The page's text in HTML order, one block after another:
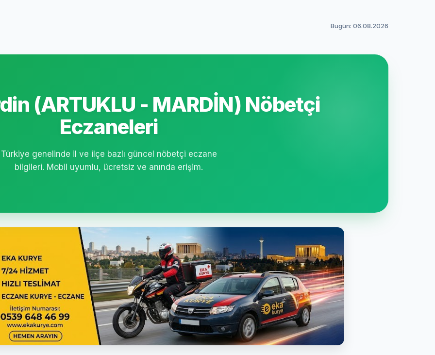
Bugün: 06.08.2026
(ARTUKLU - MARDİN) Nöbetçi
Eczaneleri
Türkiye genelinde il ve ilçe bazlı güncel nöbetçi eczane
bilgileri. Mobil uyumlu, ücretsiz ve anında erişim.